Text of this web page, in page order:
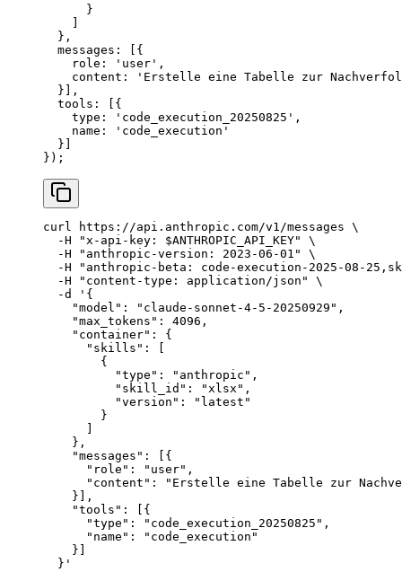
      }
  },
  messages: [{
    role:
'user' ,
    content:
'Erstelle eine Tabelle zur
  }],
  tools: [{
    type:
'code_execution_20250825' ,
    name:
'code_execution'
  }]
});
curl https://api.anthropic.com/v1/messages \
  -H
"x-api-key: $ANTHROPIC_API_KEY"
\
  -H
"anthropic-version: 2023-06-01"
\
  -H
"anthropic-beta: code-execution-2025-08-
  -H
"content-type: application/json"
\
  -d
'{
    "model": "claude-sonnet-4-5-20250929",
    "max_tokens": 4096,
    "container": {
      "skills": [
        {
          "type": "anthropic",
          "skill_id": "xlsx",
          "version": "latest"
        }
    },
    "messages": [{
      "role": "user",
"content": "Erstelle eine Tabelle zur
    }],
    "tools": [{
      "type": "code_execution_20250825",
      "name": "code_execution"
    }]
  }'